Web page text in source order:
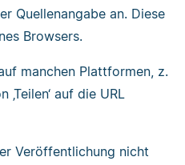
Quellenangabe an. Diese
Browsers.
manchen Plattformen, z.
auf die URL
Veröffentlichung nicht